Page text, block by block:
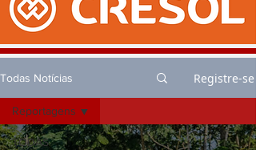
Todas Notícias Registre-se
TODAS
Reportagens